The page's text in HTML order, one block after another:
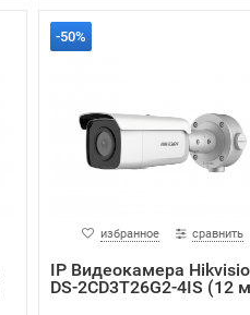
-50%
избранное сравнить
IP Видеокамера
DS-2CD3T26G2-4IS (12